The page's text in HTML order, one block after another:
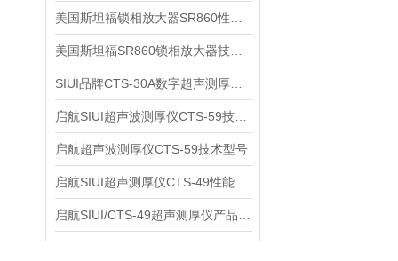
启航超声波测厚仪CTS-59技术型号